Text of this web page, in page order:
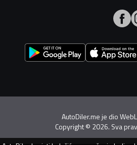
AutoDiler.me je dio
Copyright© 2026. Sva